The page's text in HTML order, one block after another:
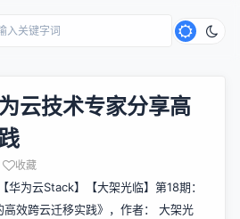
云技术专家分享高
收藏
【华为云Stack】【大架光临】第18期：
效跨云迁移实践》，作者： 大架光